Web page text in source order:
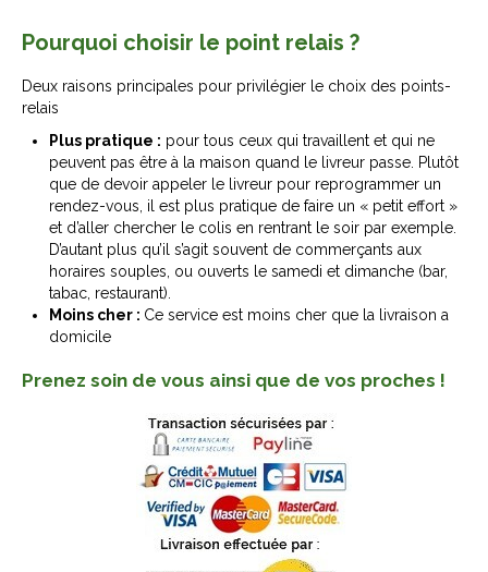
Pourquoi choisir le point relais ?
Deux raisons principales pour privilégier le choix des points-
relais
Plus pratique : pour tous ceux qui travaillent et qui ne
peuvent pas être à la maison quand le livreur passe. Plutôt
que de devoir appeler le livreur pour reprogrammer un
rendez-vous, il est plus pratique de faire un « petit effort »
et d’aller chercher le colis en rentrant le soir par exemple.
D’autant plus qu’il s’agit souvent de commerçants aux
horaires souples, ou ouverts le samedi et dimanche (bar,
tabac, restaurant).
Moins cher : Ce service est moins cher que la livraison a
domicile
Prenez soin de vous ainsi que de vos proches !